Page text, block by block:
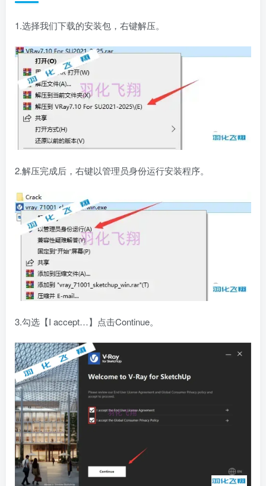
1.选择我们下载的安装包，右键解压。
2.解压完成后，右键以管理员身份运行安装程序。
3.勾选【I accept…】点击Continue。